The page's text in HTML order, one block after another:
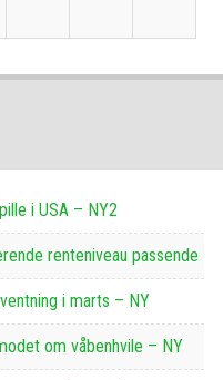
i USA – NY2
renteniveau passende
i marts – NY
om våbenhvile – NY